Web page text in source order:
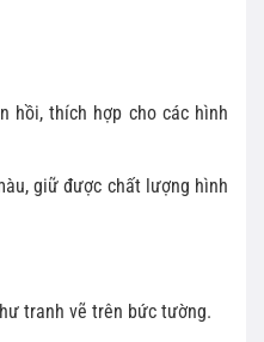
hồi, thích hợp cho các hình
giữ được chất lượng hình
tranh vẽ trên bức tường.